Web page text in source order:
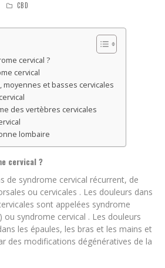
CBD
cervical ?
cervical
moyennes et basses cervicales
des vertèbres cervicales
lombaire
cervical ?
de syndrome cervical récurrent, de
ou cervicales . Les douleurs dans
sont appelées syndrome
ou syndrome cervical . Les douleurs
les épaules, les bras et les mains et
des modifications dégénératives de la